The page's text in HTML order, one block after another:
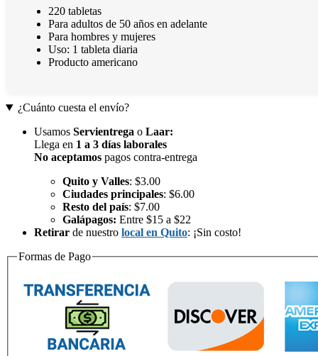
220 tabletas
Para adultos de 50 años en adelante
Para hombres y mujeres
Uso: 1 tableta diaria
Producto americano
¿Cuánto cuesta el envío?
Usamos Servientrega o Laar:
Llega en 1 a 3 días laborales
No aceptamos pagos contra-entrega
Quito y Valles: $3.00
Ciudades principales: $6.00
Resto del país: $7.00
Galápagos: Entre $15 a $22
Retirar de nuestro local en Quito: ¡Sin costo!
Formas de Pago